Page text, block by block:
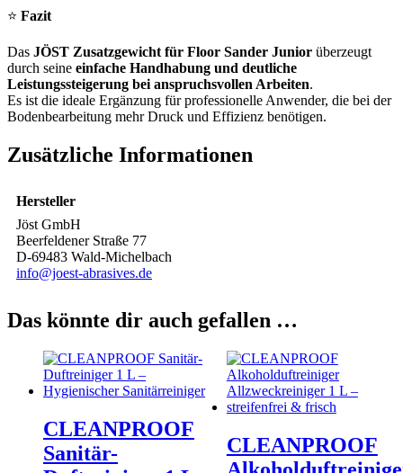
⭐ Fazit
Das JÖST Zusatzgewicht für Floor Sander Junior überzeugt
durch seine einfache Handhabung und deutliche
Leistungssteigerung bei anspruchsvollen Arbeiten.
Es ist die ideale Ergänzung für professionelle Anwender, die bei der
Bodenbearbeitung mehr Druck und Effizienz benötigen.
Zusätzliche Informationen
Hersteller
Jöst GmbH
Beerfeldener Straße 77
D-69483 Wald-Michelbach
info@joest-abrasives.de
Das könnte dir auch gefallen …
CLEANPROOF
Sanitär-
CLEANPROOF